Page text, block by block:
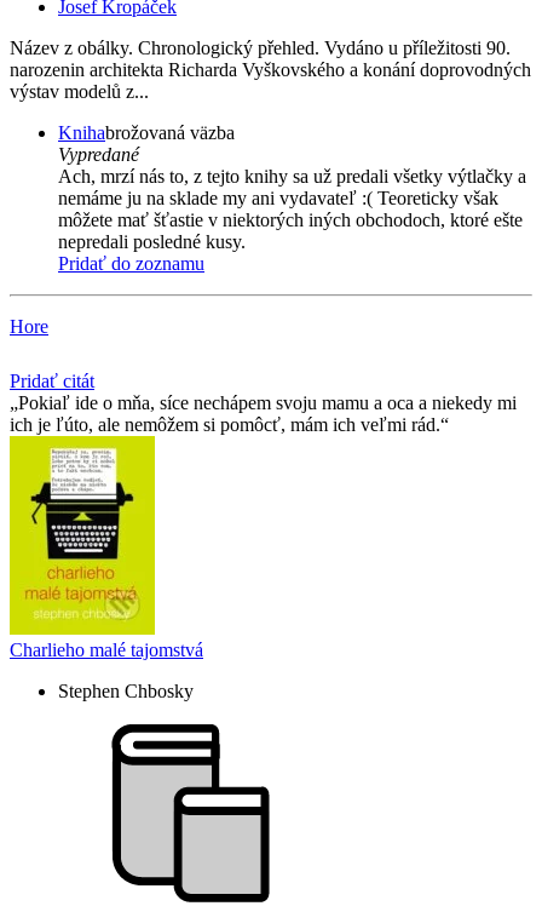
Josef Kropáček
Název z obálky. Chronologický přehled. Vydáno u příležitosti 90.
narozenin architekta Richarda Vyškovského a konání doprovodných
výstav modelů z...
Knihabrožovaná väzba
Vypredané
Ach, mrzí nás to, z tejto knihy sa už predali všetky výtlačky a
nemáme ju na sklade my ani vydavateľ :( Teoreticky však
môžete mať šťastie v niektorých iných obchodoch, ktoré ešte
nepredali posledné kusy.
Pridať do zoznamu
Hore
Pridať citát
Pokiaľ ide o mňa, síce nechápem svoju mamu a oca a niekedy mi
ich je ľúto, ale nemôžem si pomôcť, mám ich veľmi rád.
Charlieho malé tajomstvá
Stephen Chbosky